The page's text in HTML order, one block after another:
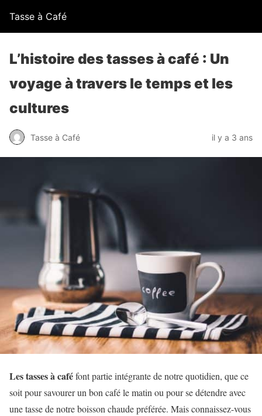
Tasse à Café
L’histoire des tasses à café : Un
voyage à travers le temps et les
cultures
Tasse à Café il y a 3 ans
Les tasses à caféfont partie intégrante de notre quotidien, que ce
soit pour savourer un bon café le matin ou pour se détendre avec
une tasse de notre boisson chaude préférée. Mais connaissez-vous